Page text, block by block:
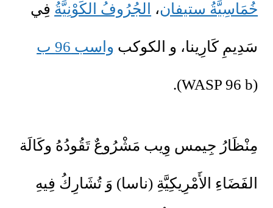
خُمَاسِيَّةُ ستيفان، الجُرُوفُ الكَوْنِيَّةُ فِي
سَدِيمِ كَارِينا، و الكوكب واسب 96 ب
(WASP 96 b).
مِنْظَارُ جِيمس وِيب مَشْرُوعٌ تَقُودُهُ وكَالَة
الفَضَاءِ الأَمْرِيكِيَّةِ (ناسا) وَ تُشَارِكُ فِيهِ